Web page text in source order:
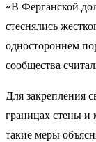
«В Ферганской
стеснялись
одностороннем
сообщества
Для закрепления
границах стены и
такие меры